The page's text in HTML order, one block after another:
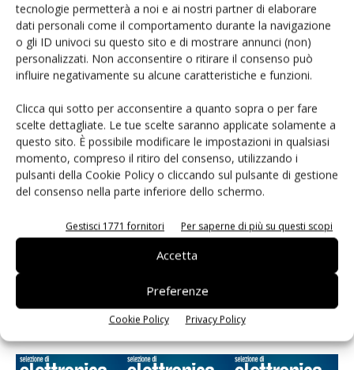
tecnologie permetterà a noi e ai nostri partner di elaborare
dati personali come il comportamento durante la navigazione
o gli ID univoci su questo sito e di mostrare annunci (non)
personalizzati. Non acconsentire o ritirare il consenso può
influire negativamente su alcune caratteristiche e funzioni.
Clicca qui sotto per acconsentire a quanto sopra o per fare
scelte dettagliate. Le tue scelte saranno applicate solamente a
questo sito. È possibile modificare le impostazioni in qualsiasi
momento, compreso il ritiro del consenso, utilizzando i
pulsanti della Cookie Policy o cliccando sul pulsante di gestione
del consenso nella parte inferiore dello schermo.
Gestisci 1771 fornitori Per saperne di più su questi scopi
Accetta
Preferenze
Cookie Policy Privacy Policy
Salva il mio nome, email e sito web in questo browser per i
prossimi commenti.
Selezione di elettronica